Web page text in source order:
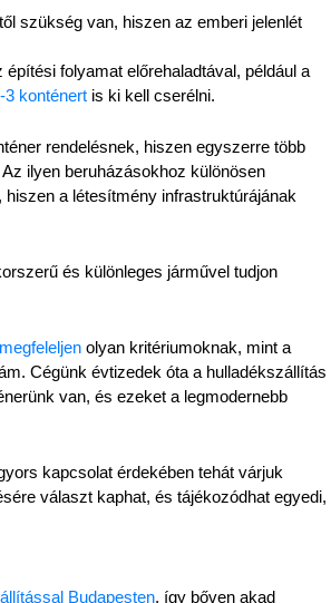
szükség van, hiszen az emberi jelenlét
folyamat előrehaladtával, például a
3 konténert is ki kell cserélni.
rendelésnek, hiszen egyszerre több
ilyen beruházásokhoz különösen
a létesítmény infrastruktúrájának
és különleges járművel tudjon
olyan kritériumoknak, mint a
Cégünk évtizedek óta a hulladékszállítás
van, és ezeket a legmodernebb
kapcsolat érdekében tehát várjuk
választ kaphat, és tájékozódhat egyedi,
Budapesten, így bőven akad